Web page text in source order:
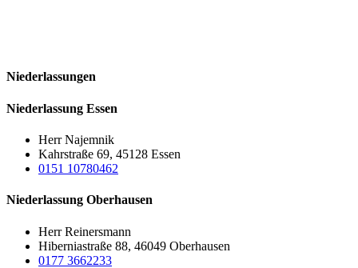
Niederlassungen
Niederlassung Essen
Herr Najemnik
Kahrstraße 69, 45128 Essen
0151 10780462
Niederlassung Oberhausen
Herr Reinersmann
Hiberniastraße 88, 46049 Oberhausen
0177 3662233